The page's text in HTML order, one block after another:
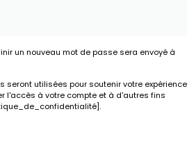
un nouveau mot de passe sera envoyé à
seront utilisées pour soutenir votre expérience
l'accès à votre compte et à d'autres fins